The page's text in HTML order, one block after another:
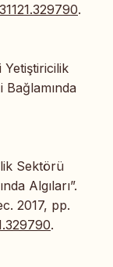
.
Yetiştiricilik
Bağlamında
Sektörü
Algıları”.
2017, pp.
.